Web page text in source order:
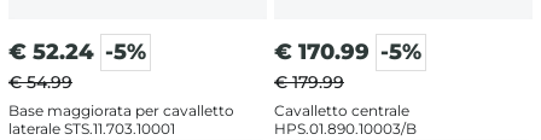
€ 52.24 -5%
€ 54.99
Base maggiorata per cavalletto
laterale STS.11.703.10001
€ 170.99 -5%
€ 179.99
Cavalletto centrale
HPS.01.890.10003/B